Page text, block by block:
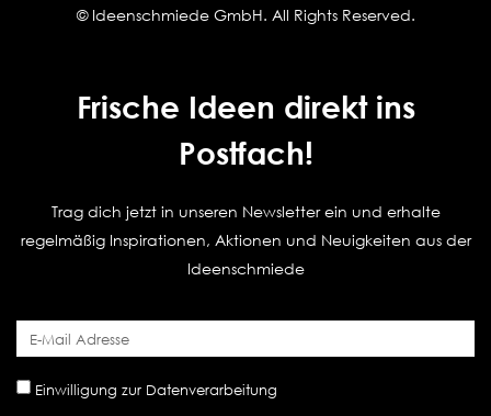
© Ideenschmiede GmbH. All Rights Reserved.
Frische Ideen direkt ins
Postfach!
Trag dich jetzt in unseren Newsletter ein und erhalte
regelmäßig Inspirationen, Aktionen und Neuigkeiten aus der
Ideenschmiede
Einwilligung zur Datenverarbeitung